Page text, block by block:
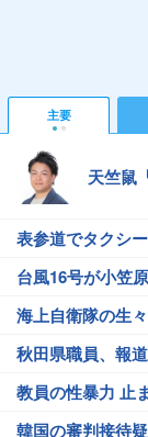
主要
天竺鼠
表参道でタクシ
台風16号が小笠
海上自衛隊の生
秋田県職員、報
教員の性暴力 止
韓国の審判接待